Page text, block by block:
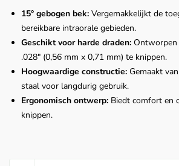
15° gebogen bek: Vergemakkelijkt de
bereikbare intraorale gebieden.
Geschikt voor harde draden:
.028" (0,56 mm x 0,71 mm) te knippen.
Hoogwaardige constructie: Gemaakt
staal voor langdurig gebruik.
Ergonomisch ontwerp: Biedt comfort en
knippen.